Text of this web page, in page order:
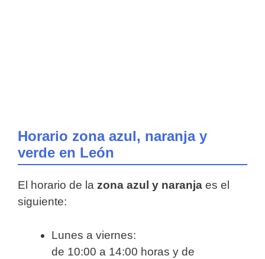
Horario zona azul, naranja y
verde en León
El horario de la zona azul y naranja es el
siguiente:
Lunes a viernes:
de 10:00 a 14:00 horas y de